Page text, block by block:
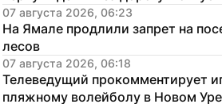
07 августа 2026, 06:23
На Ямале продлили запрет на
лесов
07 августа 2026, 06:18
Телеведущий прокомментирует
пляжному волейболу в Новом